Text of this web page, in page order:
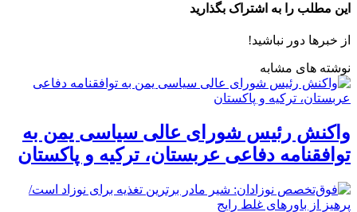
این مطلب را به اشتراک بگذارید
از خبرها دور نباشید!
نوشته های مشابه
واکنش رئیس شورای عالی سیاسی یمن به
توافقنامه دفاعی عربستان، ترکیه و پاکستان